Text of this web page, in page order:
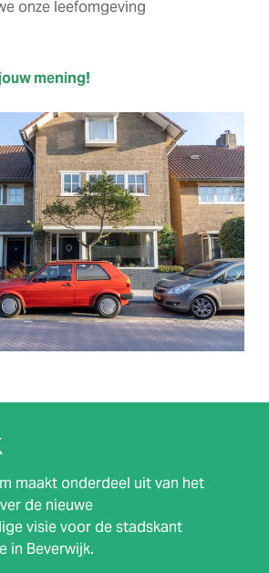
onze leefomgeving
mening!
maakt onderdeel uit van het
de nieuwe
visie voor de stadskant
in Beverwijk.